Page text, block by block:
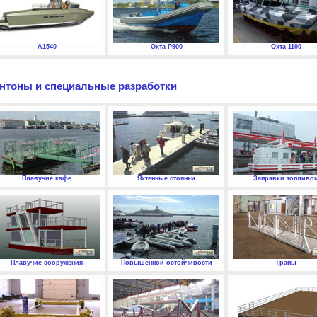
А1540 Охта P900 Охта 1100
и специальные разработки
Плавучие кафе Яхтенные стоянки Заправки
Плавучие сооружения Повышенной остойчивости Трапы